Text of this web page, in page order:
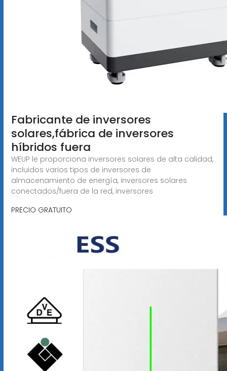
Fabricante de inversores
solares,fábrica de inversores
híbridos fuera
WEUP le proporciona inversores solares de alta calidad,
incluidos varios tipos de inversores de
almacenamiento de energía, inversores solares
conectados/fuera de la red, inversores
PRECIO GRATUITO